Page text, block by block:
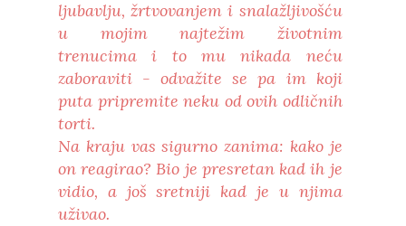
ljubavlju, žrtvovanjem i snalažljivošću
u mojim najtežim životnim
trenucima i to mu nikada neću
zaboraviti - odvažite se pa im koji
puta pripremite neku od ovih odličnih
torti.
Na kraju vas sigurno zanima: kako je
on reagirao? Bio je presretan kad ih je
vidio, a još sretniji kad je u njima
uživao.